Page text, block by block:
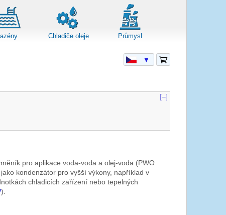
Chladiče oleje Průmysl
[–]
pro aplikace voda-voda a olej-voda (PWO
kondenzátor pro vyšší výkony, například v
chladicích zařízení nebo tepelných
).
▼